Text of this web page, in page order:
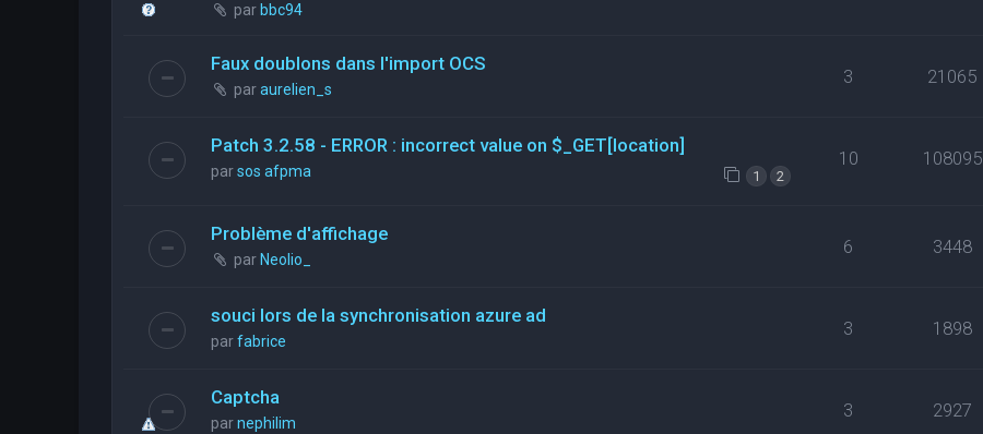
par bbc94
Faux doublons dans l'import OCS
paraurelien_s
3 21065
Patch 3.2.58 - ERROR : incorrect value on $_GET[location]
parsos afpma 1 2
10 108095
Problème d'affichage
par Neolio_
6 3448
souci lors de la synchronisation azure ad
parfabrice
3 1898
Captcha
parnephilim
3 2927